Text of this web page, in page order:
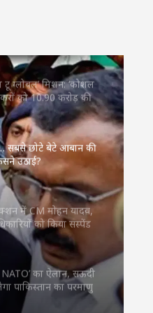
टू ग्लोबल’ मिशन: ‘कोशल
को 10.90 करोड़ की
ने किया रैंप वॉक
सबसे छोटे बेटे आबान की
उठाई?
में CM मोहन यादव,
को किया सस्पेंड
का ऐलान, सऊदी
पाकिस्तान का परमाणु